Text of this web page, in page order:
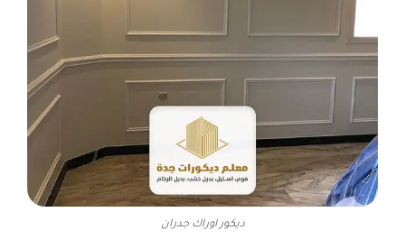
ديكور اوراك جدران